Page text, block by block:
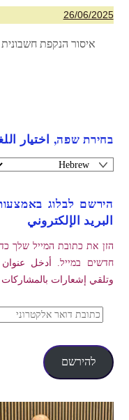
26/06/2025
איסור הנקפת
בחירת שפה, اختيار
הירשם לבלוג
البريد الإلكتروني
הזן את כתובת המייל שלך
חדשים במייל. أدخل عنوان
وتلقي إشعارات بالمشاركات
כתובת
אלקטרוני
להירשם